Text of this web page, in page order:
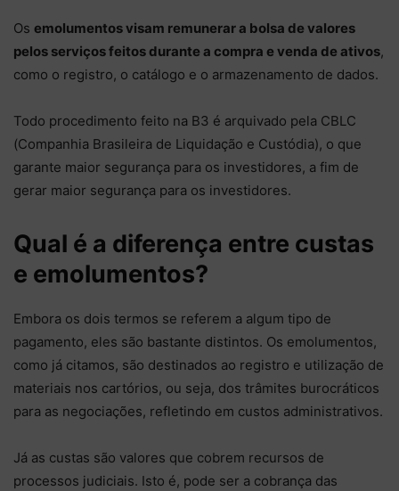
Os emolumentos visam remunerar a bolsa de valores
pelos serviços feitos durante a compra e venda de ativos,
como o registro, o catálogo e o armazenamento de dados.
Todo procedimento feito na B3 é arquivado pela CBLC
(Companhia Brasileira de Liquidação e Custódia), o que
garante maior segurança para os investidores, a fim de
gerar maior segurança para os investidores.
Qual é a diferença entre custas
e emolumentos?
Embora os dois termos se referem a algum tipo de
pagamento, eles são bastante distintos. Os emolumentos,
como já citamos, são destinados ao registro e utilização de
materiais nos cartórios, ou seja, dos trâmites burocráticos
para as negociações, refletindo em custos administrativos.
Já as custas são valores que cobrem recursos de
processos judiciais. Isto é, pode ser a cobrança das